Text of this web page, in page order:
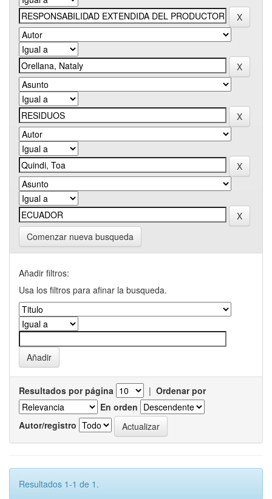
Comenzar nueva busqueda
Añadir filtros:
Usa los filtros para afinar la busqueda.
Resultados por página | Ordenar por
En orden
Autor/registro
Resultados 1-1 de 1.